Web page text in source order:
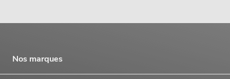
Nos marques